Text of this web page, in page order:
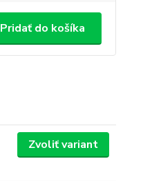
Pridať do košíka
Zvoliť variant